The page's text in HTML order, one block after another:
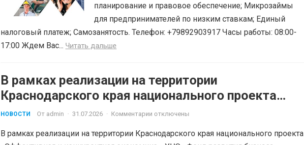
планирование и правовое обеспечение; Микрозаймы
для предпринимателей по низким ставкам; Единый
налоговый платеж; Самозанятость. Телефон: +79892903917 Часы работы: 08:00-
17:00 Ждем Вас... Читать дальше
В рамках реализации на территории
Краснодарского края национального проекта
«Эффективная и конкурентная экономика»
НОВОСТИ От admin · 31.07.2026 · Комментарии отключены
В рамках реализации на территории Краснодарского края национального проекта